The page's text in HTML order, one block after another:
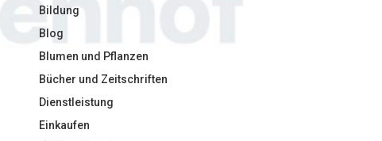
Bildung
Blog
Blumen und Pflanzen
Bücher und Zeitschriften
Dienstleistung
Einkaufen